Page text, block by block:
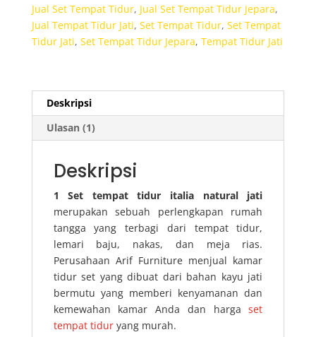
Jati
Jual Set Tempat Tidur, Jual Set Tempat Tidur Jepara,
Jual Tempat Tidur Jati, Set Tempat Tidur, Set Tempat
Tidur Jati, Set Tempat Tidur Jepara, Tempat Tidur Jati
Deskripsi
Ulasan (1)
Deskripsi
1 Set tempat tidur italia natural jati
merupakan sebuah perlengkapan rumah
tangga yang terbagi dari tempat tidur,
lemari baju, nakas, dan meja rias.
Perusahaan Arif Furniture menjual kamar
tidur set yang dibuat dari bahan kayu jati
bermutu yang memberi kenyamanan dan
kemewahan kamar Anda dan hargaset
tempat tiduryang murah.